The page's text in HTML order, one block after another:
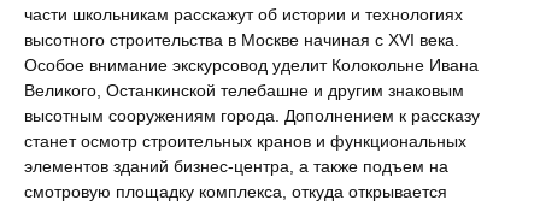
части школьникам расскажут об истории и технологиях
высотного строительства в Москве начиная с XVI века.
Особое внимание экскурсовод уделит Колокольне Ивана
Великого, Останкинской телебашне и другим знаковым
высотным сооружениям города. Дополнением к рассказу
станет осмотр строительных кранов и функциональных
элементов зданий бизнес-центра, а также подъем на
смотровую площадку комплекса, откуда открывается